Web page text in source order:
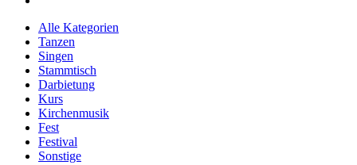
Alle Kategorien
Tanzen
Singen
Stammtisch
Darbietung
Kurs
Kirchenmusik
Fest
Festival
Sonstige